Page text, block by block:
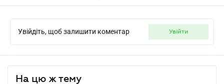
Увійдіть, щоб залишити коментар увійти
На цю ж тему